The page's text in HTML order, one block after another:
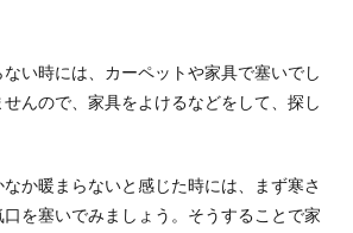
もできますが...
アパート審査の結果の電話はいつ？電
話が遅い原因と対処法
い時には、カーペットや家具で塞いでし
んので、家具をよけるなどをして、探し
か暖まらないと感じた時には、まず寒さ
を塞いでみましょう。そうすることで家